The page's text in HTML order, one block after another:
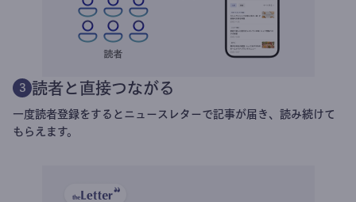
3 読者と直接つながる
一度読者登録をするとニュースレターで記事が届き、読み続けて
もらえます。